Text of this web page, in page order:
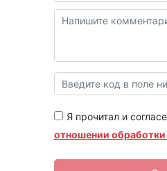
Я прочитал и
отношении